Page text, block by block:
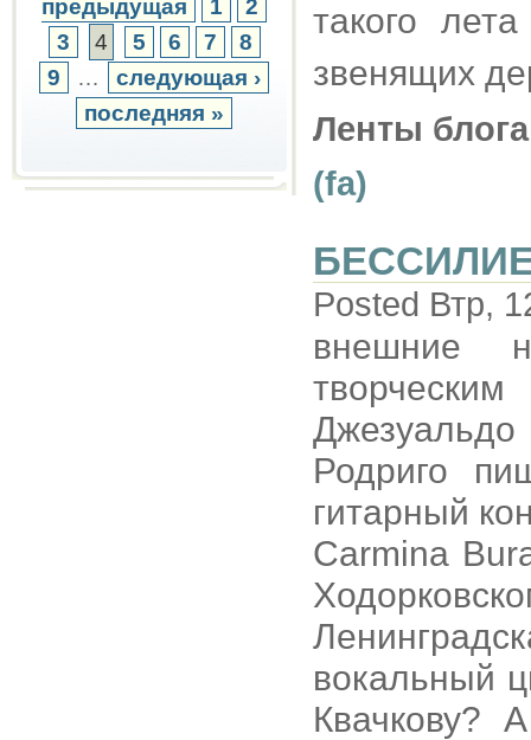
предыдущая 1
2
3
4 5 6 7
8
9
…
следующая ›
последняя »
такого
звенящих
Ленты
(fa)
Posted Втр,
внешние
Родриго
гитарный
Carmina
вокальный